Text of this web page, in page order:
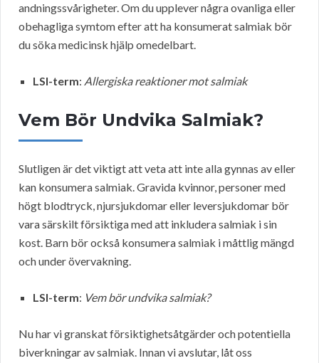
andningssvårigheter. Om du upplever några ovanliga eller
obehagliga symtom efter att ha konsumerat salmiak bör
du söka medicinsk hjälp omedelbart.
LSI-term: Allergiska reaktioner mot salmiak
Vem Bör Undvika Salmiak?
Slutligen är det viktigt att veta att inte alla gynnas av eller
kan konsumera salmiak. Gravida kvinnor, personer med
högt blodtryck, njursjukdomar eller leversjukdomar bör
vara särskilt försiktiga med att inkludera salmiak i sin
kost. Barn bör också konsumera salmiak i måttlig mängd
och under övervakning.
LSI-term: Vem bör undvika salmiak?
Nu har vi granskat försiktighetsåtgärder och potentiella
biverkningar av salmiak. Innan vi avslutar, låt oss